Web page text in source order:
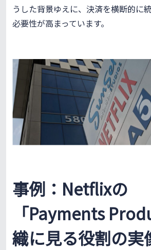
うした背景ゆえに、決済を横断的に
必要性が高まっています。
事例：Netflixの
「Payments
織に見る役割の実